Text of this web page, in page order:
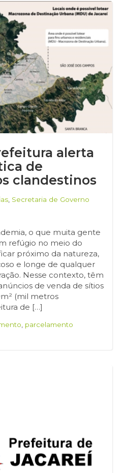
alerta
de
clandestinos
Secretaria de Governo
o que muita gente
refúgio no meio do
próximo da natureza,
e longe de qualquer
Nesse contexto, têm
de venda de sítios
(mil metros
de […]
parcelamento